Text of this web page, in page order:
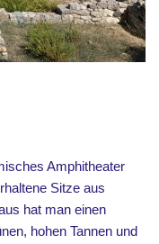
Amphitheater
Sitze aus
hat man einen
hohen Tannen und